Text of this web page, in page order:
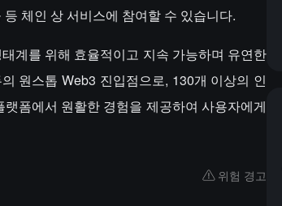
체인 상 서비스에 참여할 수 있습니다.
계를 위해 효율적이고 지속 가능하며 유연한
원스톱 Web3 진입점으로, 130개 이상의 인
폼에서 원활한 경험을 제공하여 사용자에게
위험 경고